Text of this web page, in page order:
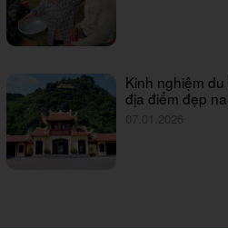
Kinh nghiệm
địa điểm đẹp
07.01.2026